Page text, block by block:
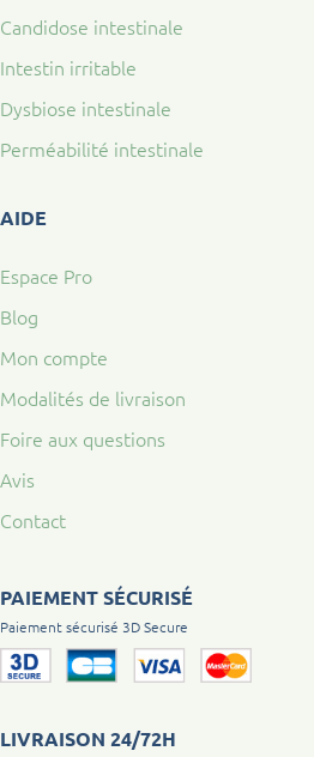
Candidose intestinale
Intestin irritable
Dysbiose intestinale
Perméabilité intestinale
AIDE
Espace Pro
Blog
Mon compte
Modalités de livraison
Foire aux questions
Avis
Contact
PAIEMENT SÉCURISÉ
Paiement sécurisé 3D Secure
LIVRAISON 24/72H